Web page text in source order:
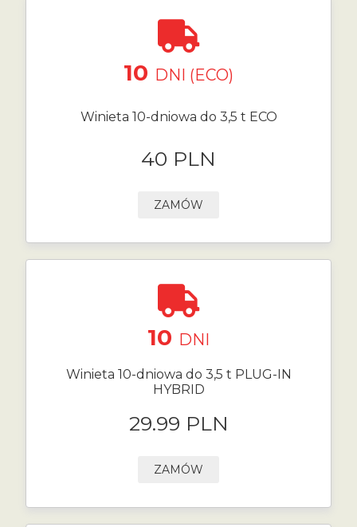
10 DNI (ECO)
Winieta 10-dniowa do 3,5 t ECO
40 PLN
ZAMÓW
10 DNI
Winieta 10-dniowa do 3,5 t PLUG-IN
HYBRID
29.99 PLN
ZAMÓW